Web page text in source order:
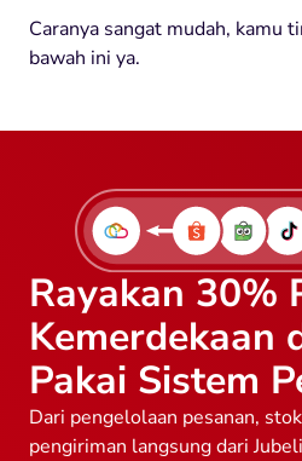
Caranya sangat mudah, kamu
bawah ini ya.
Rayakan 30%
Kemerdekaan
Pakai Sistem
Dari pengelolaan pesanan,
pengiriman langsung dari